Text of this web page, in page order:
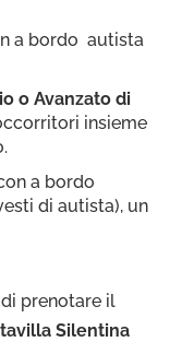
a bordo autista
o Avanzato di
insieme
a bordo
di autista), un
prenotare il
Silentina